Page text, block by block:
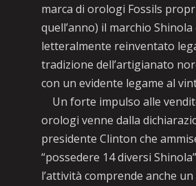
marca di orologi Fossils
quell’anno) il marchio
letteralmente reinventato
tradizione dell’artigianato
con un evidente legame al
Un forte impulso alle
orologi venne dalla
presidente Clinton che
“possedere 14 diversi
l’attività comprende anche